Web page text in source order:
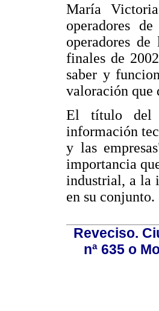
María
operadores
operadores
finales de
saber y
valoración que
El título del
información
y las
importancia
industrial, a la
en su conjunto.
Reveciso.
nª 635 o